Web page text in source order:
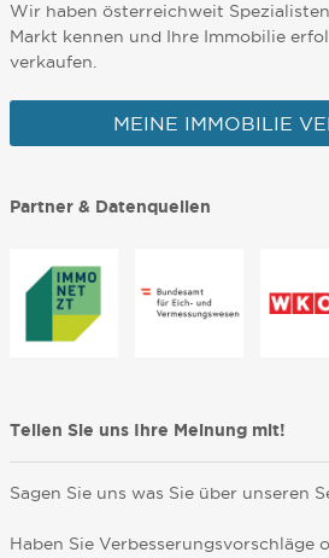
Wir haben österreichweit
Markt kennen und Ihre Immobilie
verkaufen.
MEINE IMMOBILIE
Partner & Datenquellen
Teilen Sie uns Ihre Meinung mit!
Sagen Sie uns was Sie über unseren
Haben Sie Verbesserungsvorschläge